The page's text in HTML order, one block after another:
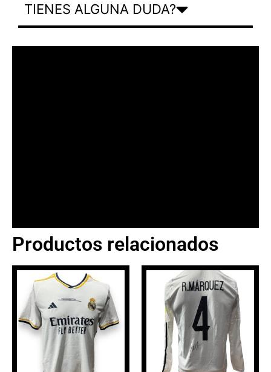
TIENES ALGUNA DUDA?
BANNER CON
PROMOCIONES 1
Click Here
Productos relacionados